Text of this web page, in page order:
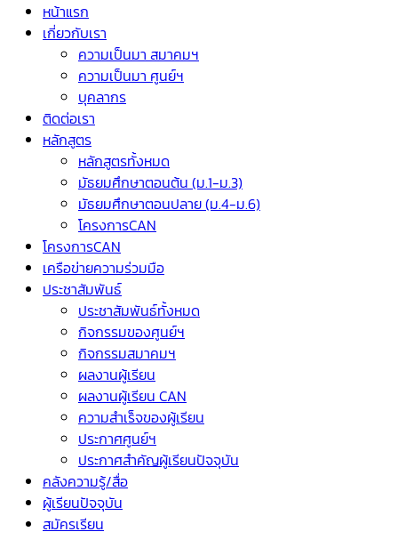
หน้าแรก
เกี่ยวกับเรา
ความเป็นมา สมาคมฯ
ความเป็นมา ศูนย์ฯ
บุคลากร
ติดต่อเรา
หลักสูตร
หลักสูตรทั้งหมด
มัธยมศึกษาตอนต้น (ม.1-ม.3)
มัธยมศึกษาตอนปลาย (ม.4-ม.6)
โครงการCAN
โครงการCAN
เครือข่ายความร่วมมือ
ประชาสัมพันธ์
ประชาสัมพันธ์ทั้งหมด
กิจกรรมของศูนย์ฯ
กิจกรรมสมาคมฯ
ผลงานผู้เรียน
ผลงานผู้เรียน CAN
ความสำเร็จของผู้เรียน
ประกาศศูนย์ฯ
ประกาศสำคัญผู้เรียนปัจจุบัน
คลังความรู้/สื่อ
ผู้เรียนปัจจุบัน
สมัครเรียน